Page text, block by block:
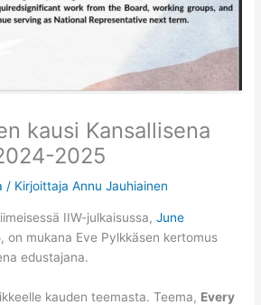
kausi Kansallisena
2025
/ KirjoittajaAnnu Jauhiainen
IIW-julkaisussa,June
, on mukana Eve Pylkkäsen kertomus
edustajana.
kauden teemasta. Teema, Every